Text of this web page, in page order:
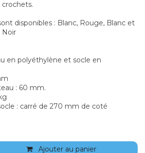
crochets.
disponibles : Blanc, Rouge, Blanc et
Noir
en polyéthylène et socle en
: 60 mm.
: carré de 270 mm de coté
Ajouter au panier